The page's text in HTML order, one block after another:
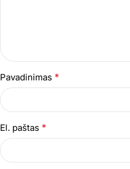
Pavadinimas *
El. paštas *